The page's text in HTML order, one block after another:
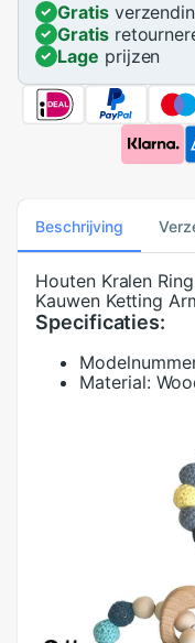
Gratis
Gratis
Lage prijzen
Beschrijving
Houten Kralen
Kauwen Ketting
Specificaties:
Material: